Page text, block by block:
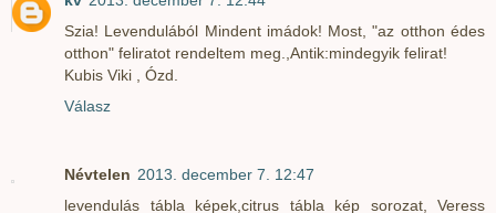
Szia! Levendulából Mindent imádok! Most, "az otthon édes
otthon" feliratot rendeltem meg.,Antik:mindegyik felirat!
Kubis Viki , Ózd.
Válasz
Névtelen 2013. december 7. 12:47
levendulás tábla képek,citrus tábla kép sorozat, Veress